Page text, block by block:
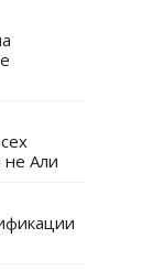
не Али